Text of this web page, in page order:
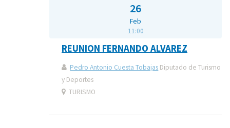
26
Feb
11:00
REUNION FERNANDO ALVAREZ
Pedro Antonio Cuesta Tobajas Diputado de Turismo
y Deportes
TURISMO